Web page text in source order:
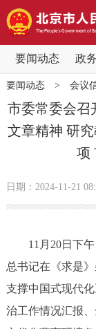
要闻动态 政
要闻动态
党中央精神
北京要闻
政务公开
市领导
政策兑现
决策公开
要闻动态> 会议
市委常委会召
文章精神 研
项
日期：2024-11-21
11月20日下午
总书记在《求是
支撑中国式现代
治工作情况汇报